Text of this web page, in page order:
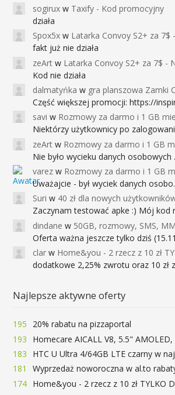
sogirux w Taxify - Kod promocyjny
działa
Spox5x w Latarka Convoy S2+ za 7$ - Najniższa cena od 2017r
fakt już nie działa
zeArt w Latarka Convoy S2+ za 7$ - Najniższa cena od
Kod nie działa
dalmatyńka w gra planszowa Zamki Caladale za 39zł
Część większej promocji: https://
savi w Rozmowy za darmo i 1 GB miesięcznie
Niektórzy użytkownicy po zalogowaniu do
zeArt w Rozmowy za darmo i 1 GB
Nie było wycieku danych osobowych a nieo
varez w Rozmowy za darmo i 1 GB
Uważajcie - był wyciek danych osobowych
Suri w 40 zł dla nowych użytkowników Google Pay (dawniej Android
Zaczynam testować apke :) Mój kod na
dindane w 50GB, rozmowy, SMS, MMS bez limitu przez 6 miesięcy za darmo za przeniesienie numeru do Play NEXT
Oferta ważna jeszcze tylko dziś
clar w Home&you - 2 rzecz z 10 zł TYLKO DZISIAJ
dodatkowe 2,25% zwrotu oraz 10 zł za r
Najlepsze aktywne oferty
195
20% rabatu na pizzaportal
193
183
181
174